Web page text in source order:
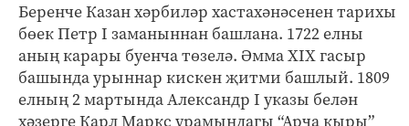
Беренче Казан хәрбиләр хастахәнәсенен тарихы
бөек Петр I заманыннан башлана. 1722 елны
аның карары буенча төзелә. Әмма XIX гасыр
башында урыннар кискен җитми башлый. 1809
елның 2 мартында Александр I указы белән